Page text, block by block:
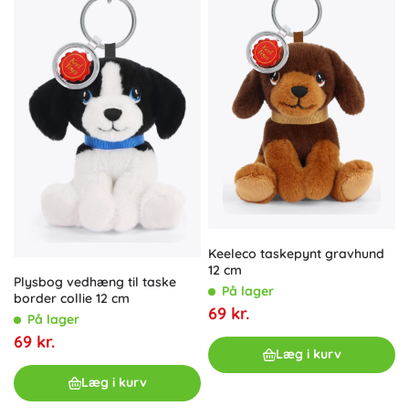
Plysbog vedhæng til taske
border collie 12 cm
På lager
69 kr.
Læg i kurv
Keeleco taskepynt gravhund
12 cm
På lager
69 kr.
Læg i kurv